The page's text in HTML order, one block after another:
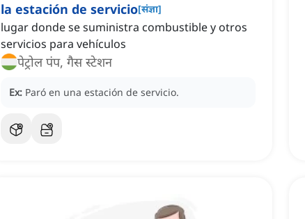
la estación de servicio[संज्ञा]
lugar donde se suministra combustible y otros
servicios para vehículos
पेट्रोल पंप, गैस स्टेशन
Ex: Paró en una estación de servicio.